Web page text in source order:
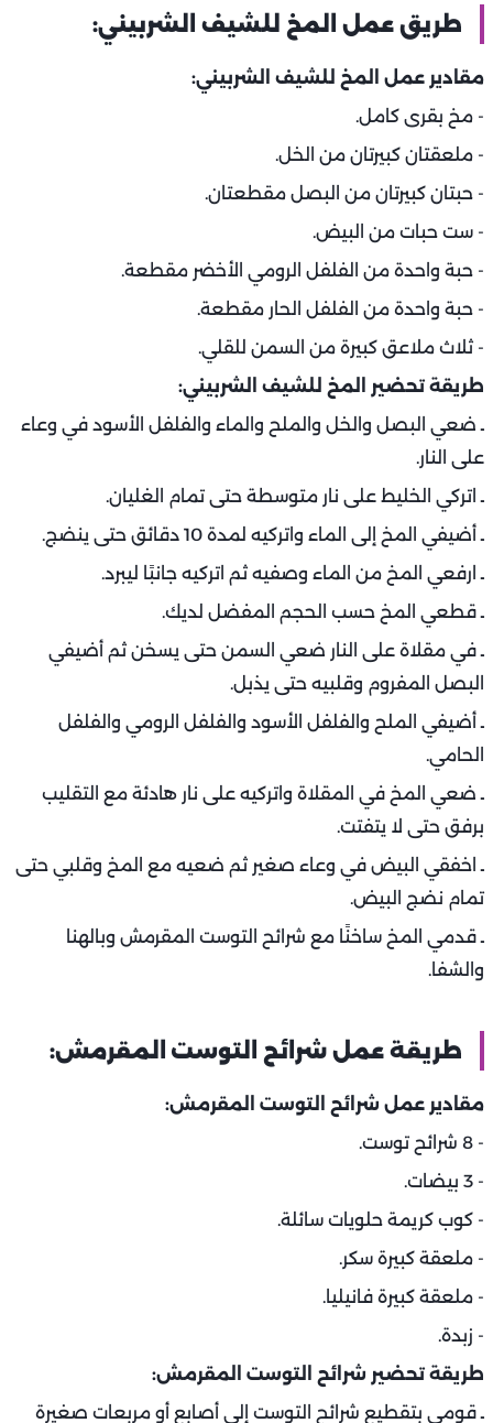
طريق عمل المخ للشيف الشربيني:
مقادير عمل المخ للشيف الشربيني: ‏
- مخ بقرى كامل.
- ملعقتان كبيرتان من الخل.
- حبتان كبيرتان من البصل مقطعتان.
- ست حبات من البيض.
- حبة واحدة من الفلفل الرومي الأخضر مقطعة.
- حبة واحدة من الفلفل الحار مقطعة.
- ثلاث ملاعق كبيرة من السمن للقلي.
طريقة تحضير المخ للشيف الشربيني: ‏
ـ ضعي البصل والخل والملح والماء والفلفل الأسود في وعاء
على النار.
ـ اتركي الخليط على نار متوسطة حتى تمام الغليان.
ـ أضيفي المخ إلى الماء واتركيه لمدة 10 دقائق حتى ينضج.
ـ ارفعي المخ من الماء وصفيه ثم اتركيه جانبًا ليبرد.
ـ قطعي المخ حسب الحجم المفضل لديك.
ـ في مقلاة على النار ضعي السمن حتى يسخن ثم أضيفي
البصل المفروم وقلبيه حتى يذبل.
ـ أضيفي الملح والفلفل الأسود والفلفل الرومي والفلفل
الحامي.
ـ ضعي المخ في المقلاة واتركيه على نار هادئة مع التقليب
برفق حتى لا يتفتت.
ـ اخفقي البيض في وعاء صغير ثم ضعيه مع المخ وقلبي حتى
تمام نضج البيض.
ـ قدمي المخ ساخنًا مع شرائح التوست المقرمش وبالهنا
والشفا.
طريقة عمل شرائح التوست المقرمش:
مقادير عمل شرائح التوست المقرمش: ‏
- 8 شرائح توست.
- 3 بيضات.
- كوب كريمة حلويات سائلة.
- ملعقة كبيرة سكر.
- ملعقة كبيرة فانيليا.
- زبدة.
طريقة تحضير شرائح التوست المقرمش: ‏
ـ قومي بتقطيع شرائح التوست إلى أصابع أو مربعات صغيرة